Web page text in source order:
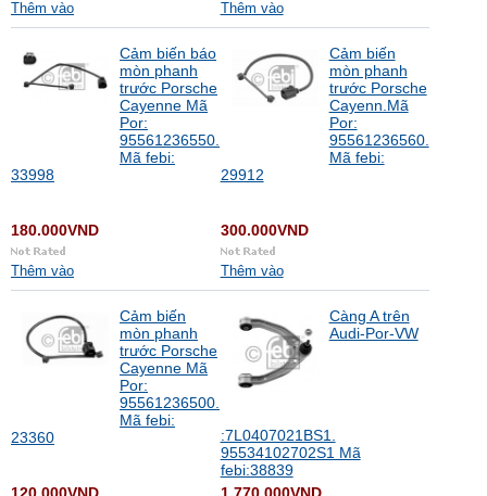
Thêm vào Thêm vào
Cảm biến báo
mòn phanh
trước Porsche
Cayenne Mã
Por:
95561236550.
Mã febi:
33998
180.000VND
Thêm vào
Cảm biến
mòn phanh
trước Porsche
Cayenn.Mã
Por:
95561236560.
Mã febi:
29912
300.000VND
Thêm vào
Cảm biến
mòn phanh
trước Porsche
Cayenne Mã
Por:
95561236500.
Mã febi:
23360
Càng A trên
Audi-Por-VW
:7L0407021BS1.
95534102702S1 Mã
febi:38839